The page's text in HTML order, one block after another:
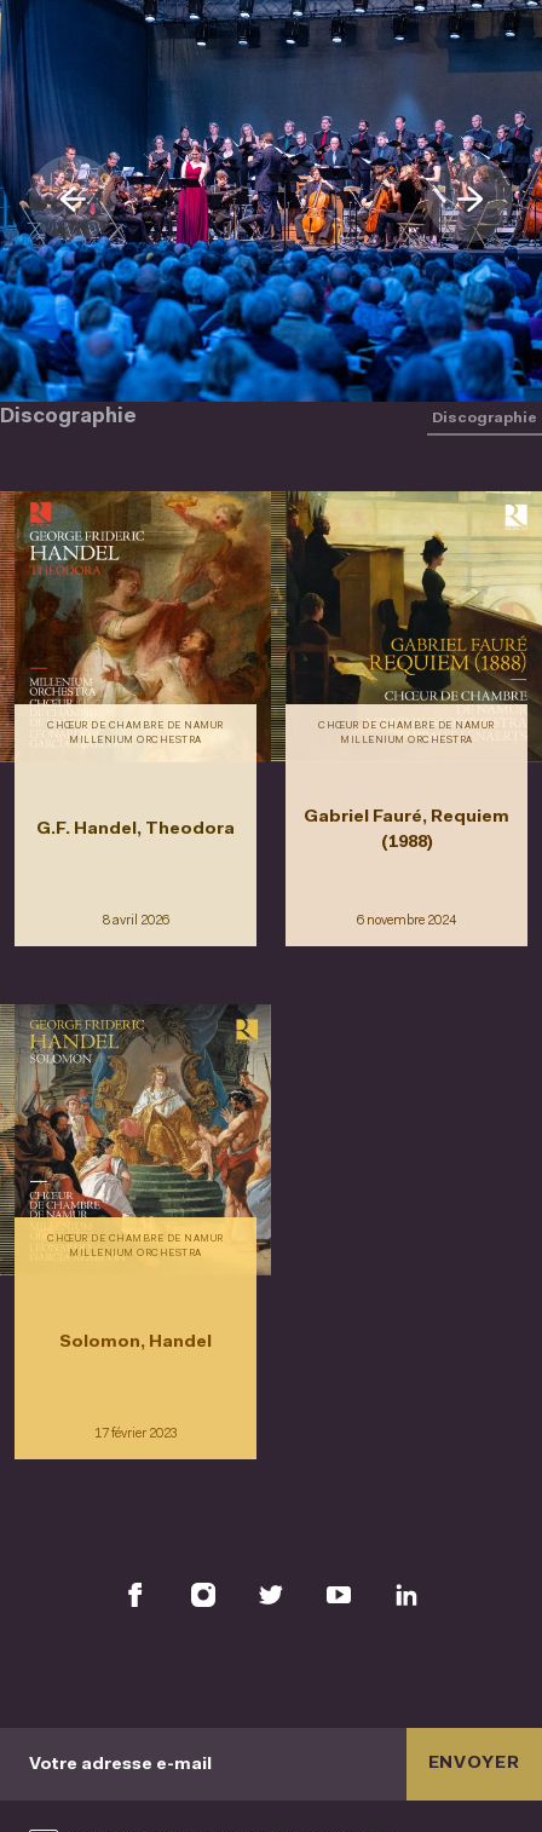
Discographie Discographie
CHŒUR DE CHAMBRE DE NAMUR
MILLENIUM ORCHESTRA
G.F. Handel, Theodora
8 avril 2026
CHŒUR DE CHAMBRE DE NAMUR
MILLENIUM ORCHESTRA
Gabriel Fauré, Requiem
(1988)
6 novembre 2024
CHŒUR DE CHAMBRE DE NAMUR
MILLENIUM ORCHESTRA
Solomon, Handel
17 février 2023
Votre adresse e-mail ENVOYER